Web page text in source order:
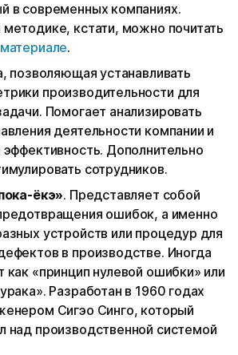
в современных компаниях.
кстати, можно почитать
.
позволяющая устанавливать
производительности для
Помогает анализировать
деятельности компании и
эффективность. Дополнительно
сотрудников.
ёкэ». Представляет собой
ошибок, а именно
устройств или процедур для
в производстве. Иногда
как «принцип нулевой ошибки» или
Разработан в 1960 годах
Сигэо Синго, который
над производственной системой